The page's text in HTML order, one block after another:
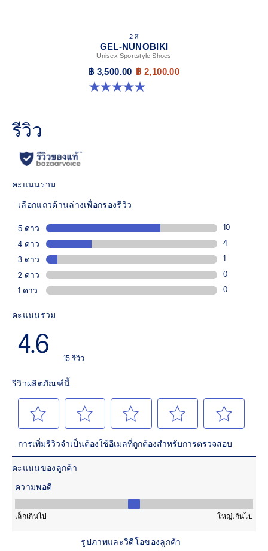
2 สี
GEL-NUNOBIKI
Unisex Sportstyle Shoes
฿ 3,500.00 ฿ 2,100.00
4.9 จาก 5 ดาว 18 รีวิว